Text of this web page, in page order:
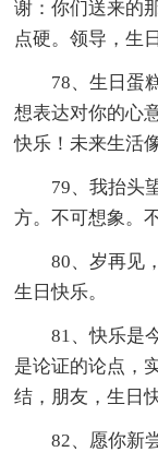
谢：你们送来的
点硬。领导，生
78、生日蛋
想表达对你的心
快乐！未来生活
79、我抬头
方。不可想象。
80、岁再见
生日快乐。
81、快乐是
是论证的论点，
结，朋友，生日
82、愿你新